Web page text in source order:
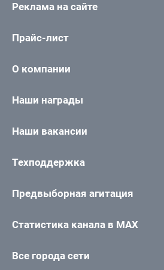
Реклама на сайте
Прайс-лист
О компании
Наши награды
Наши вакансии
Техподдержка
Предвыборная агитация
Статистика канала в MAX
Все города сети